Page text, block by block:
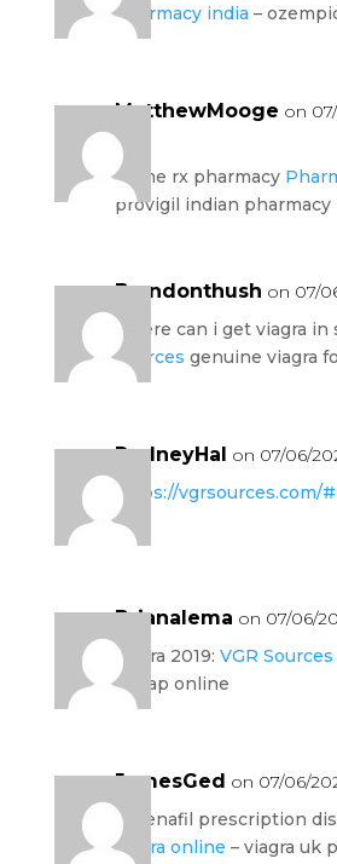
pharmacy india –
MatthewMooge on
am
prime rx pharmacy
provigil indian pharmacy
Brandonthush on 07/
where can i get viagra in
Sources genuine viagra
RodneyHal on 07/06/
https://vgrsources.com/#
Brianalema on 07/06/
viagra 2019: VGR Sources
cheap online
JamesGed on 07/06/
sildenafil prescription
viagra online – viagra uk